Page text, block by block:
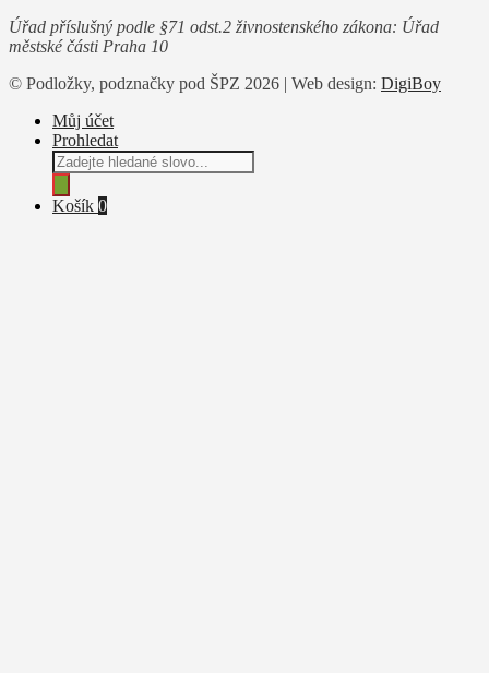
Úřad příslušný podle §71 odst.2 živnostenského zákona: Úřad
městské části Praha 10
© Podložky, podznačky pod ŠPZ 2026 | Web design: DigiBoy
Můj účet
Prohledat
Products
search
Košík 0